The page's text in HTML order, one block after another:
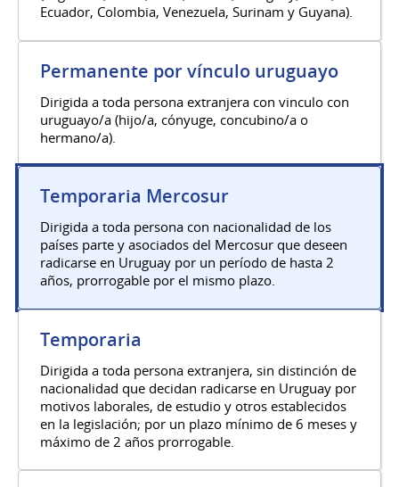
Ecuador, Colombia, Venezuela, Surinam y Guyana).
Permanente por vínculo uruguayo
Dirigida a toda persona extranjera con vinculo con
uruguayo/a (hijo/a, cónyuge, concubino/a o
hermano/a).
Temporaria Mercosur
Dirigida a toda persona con nacionalidad de los
países parte y asociados del Mercosur que deseen
radicarse en Uruguay por un período de hasta 2
años, prorrogable por el mismo plazo.
Temporaria
Dirigida a toda persona extranjera, sin distinción de
nacionalidad que decidan radicarse en Uruguay por
motivos laborales, de estudio y otros establecidos
en la legislación; por un plazo mínimo de 6 meses y
máximo de 2 años prorrogable.